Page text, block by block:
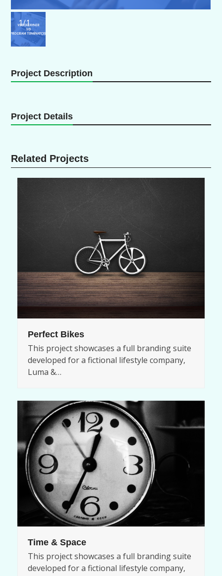
1/1
Project Description
Project Details
Related Projects
Perfect Bikes
This project showcases a full branding suite
developed for a fictional lifestyle company,
Luma &…
Time & Space
This project showcases a full branding suite
developed for a fictional lifestyle company,